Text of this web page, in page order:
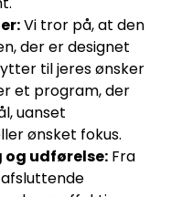
Vi tror på, at den
der er designet
til jeres ønsker
et program, der
uanset
ønsket fokus.
udførelse:Fra